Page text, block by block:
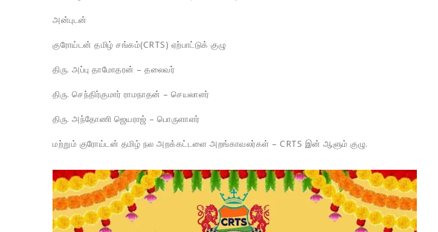
அன்புடன்
குரோய்டன் தமிழ் சங்கம்(CRTS) ஏற்பாட்டுக் குழு
திரு. அப்பு தாமோதரன் – தலைவர்
திரு. செந்திர்குமார் ராமநாதன் – செயலாளர்
திரு. அந்தோணி ஜெயராஜ் – பொருளாளர்
மற்றும் குரோய்டன் தமிழ் நல அறக்கட்டளை அறங்காவலர்கள் – CRTS இன் ஆளும் குழு.